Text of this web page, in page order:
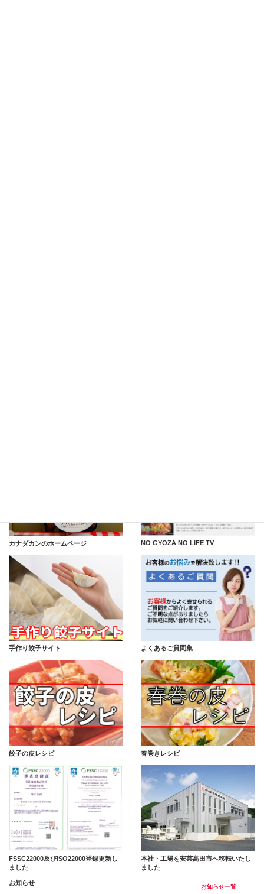
カナダカンのホームページ NO GYOZA NO LIFE TV
手作り餃子サイト よくあるご質問集
餃子の皮レシピ 春巻きレシピ
FSSC22000及びISO22000登録更新し
ました
本社・工場を安芸高田市へ移転いたし
ました
お知らせ
お知らせ一覧